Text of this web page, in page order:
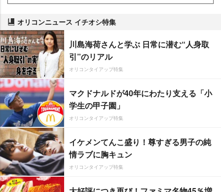
オリコンニュース イチオシ特集
川島海荷さんと学ぶ 日常に潜む“人身取
引”のリアル
オリコンタイアップ特集
マクドナルドが40年にわたり支える「小
学生の甲子園」
オリコンタイアップ特集
イケメンてんこ盛り！尊すぎる男子の純
情ラブに胸キュン
オリコンタイアップ特集